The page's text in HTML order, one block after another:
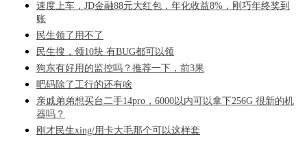
速度上车，JD金融88元大红包，年化收益8%，刚巧年终奖到
账
民生领了用不了
民生搜，领10块 有BUG都可以领
狗东有好用的监控吗？推荐一下，前3果
吧码除了工行的还有啥
亲戚弟弟想买台二手14pro，6000以内可以拿下256G 很新的机
器吗？
刚才民生xing/用卡大毛那个可以这样套